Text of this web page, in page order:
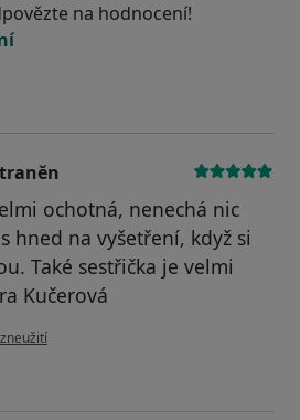
na hodnocení!
ochotná, nenechá nic
hned na vyšetření, když si
Také sestřička je velmi
Kučerová
uživatele Váš účet byl odstraněn